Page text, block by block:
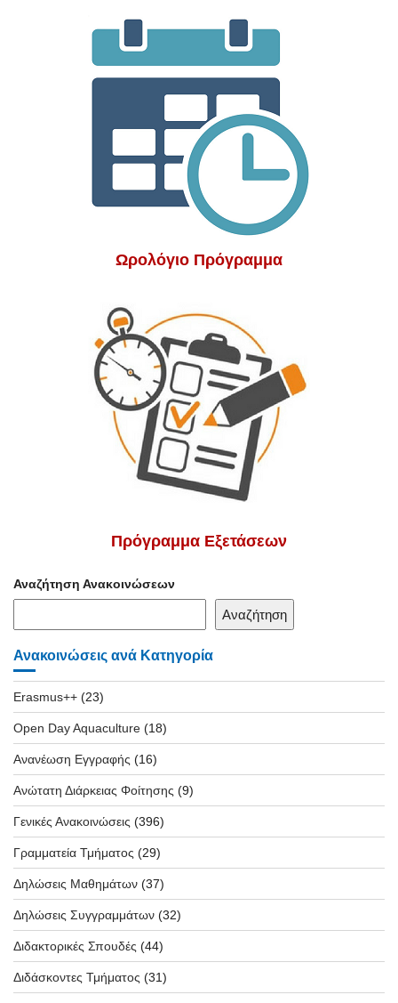
Ωρολόγιο Πρόγραμμα
Πρόγραμμα Εξετάσεων
Αναζήτηση Ανακοινώσεων
Αναζήτηση
Ανακοινώσεις ανά Κατηγορία
Erasmus++ (23)
Open Day Aquaculture (18)
Ανανέωση Εγγραφής (16)
Ανώτατη Διάρκειας Φοίτησης (9)
Γενικές Ανακοινώσεις (396)
Γραμματεία Τμήματος (29)
Δηλώσεις Μαθημάτων (37)
Δηλώσεις Συγγραμμάτων (32)
Διδακτορικές Σπουδές (44)
Διδάσκοντες Τμήματος (31)